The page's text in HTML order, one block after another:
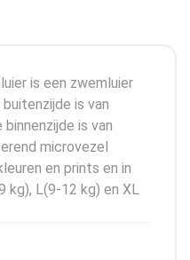
is een zwemluier
is van
is van
microvezel
en prints en in
kg), L(9-12 kg) en XL